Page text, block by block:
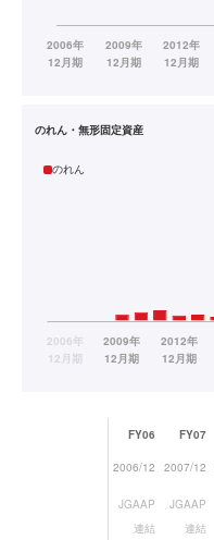
のれん・無形固定資産
のれん
FY06 FY07
2006/12 2007/12
JGAAP
連結
JGAAP
連結